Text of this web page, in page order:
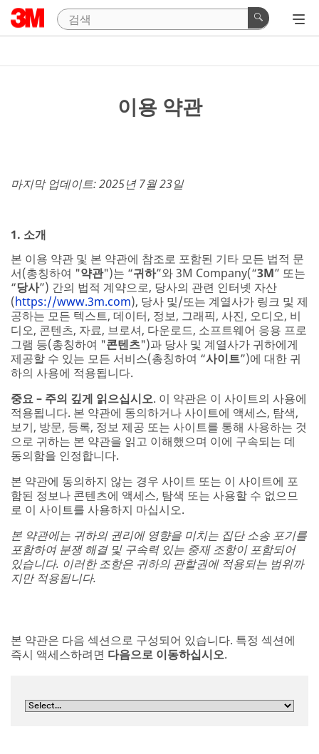
이용 약관
마지막 업데이트: 2025년 7월 23일
1. 소개
본 이용 약관 및 본 약관에 참조로 포함된 기타 모든 법적 문
서(총칭하여 "약관")는 “귀하”와 3M Company(“3M” 또는
“당사”) 간의 법적 계약으로, 당사의 관련 인터넷 자산
(https://www.3m.com), 당사 및/또는 계열사가 링크 및 제
공하는 모든 텍스트, 데이터, 정보, 그래픽, 사진, 오디오, 비
디오, 콘텐츠, 자료, 브로셔, 다운로드, 소프트웨어 응용 프로
그램 등(총칭하여 "콘텐츠")과 당사 및 계열사가 귀하에게
제공할 수 있는 모든 서비스(총칭하여 “사이트”)에 대한 귀
하의 사용에 적용됩니다.
중요 – 주의 깊게 읽으십시오. 이 약관은 이 사이트의 사용에
적용됩니다. 본 약관에 동의하거나 사이트에 액세스, 탐색,
보기, 방문, 등록, 정보 제공 또는 사이트를 통해 사용하는 것
으로 귀하는 본 약관을 읽고 이해했으며 이에 구속되는 데
동의함을 인정합니다.
본 약관에 동의하지 않는 경우 사이트 또는 이 사이트에 포
함된 정보나 콘텐츠에 액세스, 탐색 또는 사용할 수 없으므
로 이 사이트를 사용하지 마십시오.
본 약관에는 귀하의 권리에 영향을 미치는 집단 소송 포기를
포함하여 분쟁 해결 및 구속력 있는 중재 조항이 포함되어
있습니다. 이러한 조항은 귀하의 관할권에 적용되는 범위까
지만 적용됩니다.
본 약관은 다음 섹션으로 구성되어 있습니다. 특정 섹션에
즉시 액세스하려면 다음으로 이동하십시오.